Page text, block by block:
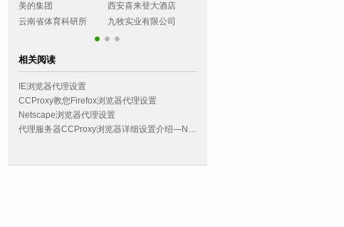
美的集团
西安喜来登大酒店
云南省体育科研所
九牧实业有限公司
相关阅读
IE浏览器代理设置
CCProxy教您Firefox浏览器代理设置
Netscape浏览器代理设置
代理服务器CCProxy浏览器详细设置介绍—Netscape设置